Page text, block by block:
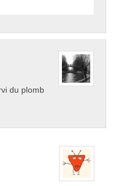
du plomb